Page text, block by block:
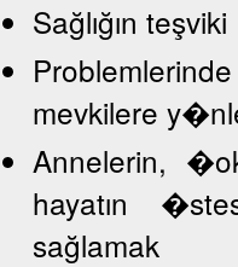
Sağlığın teşviki
mevkilere
Annelerin,
hayatın
sağlamak